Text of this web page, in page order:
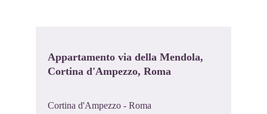
Appartamento via della Mendola,
Cortina d'Ampezzo, Roma
Cortina d'Ampezzo - Roma